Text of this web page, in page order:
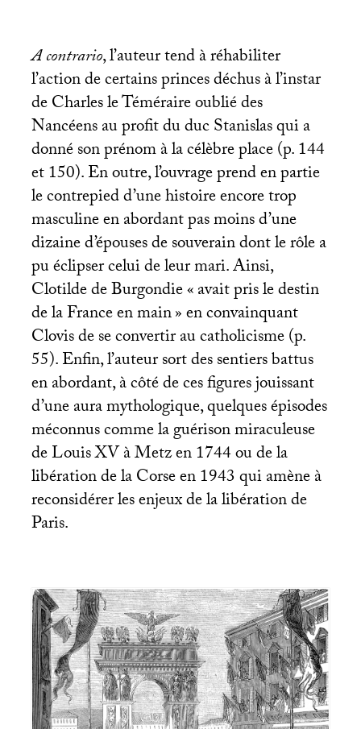
A contrario, l’auteur tend à réhabiliter
l’action de certains princes déchus à l’instar
de Charles le Téméraire oublié des
Nancéens au profit du duc Stanislas qui a
donné son prénom à la célèbre place (p. 144
et 150). En outre, l’ouvrage prend en partie
le contrepied d’une histoire encore trop
masculine en abordant pas moins d’une
dizaine d’épouses de souverain dont le rôle a
pu éclipser celui de leur mari. Ainsi,
Clotilde de Burgondie «avait pris le destin
de la France en main» en convainquant
Clovis de se convertir au catholicisme (p.
55). Enfin, l’auteur sort des sentiers battus
en abordant, à côté de ces figures jouissant
d’une aura mythologique, quelques épisodes
méconnus comme la guérison miraculeuse
de LouisXVà Metz en 1744 ou de la
libération de la Corse en 1943 qui amène à
reconsidérer les enjeux de la libération de
Paris.